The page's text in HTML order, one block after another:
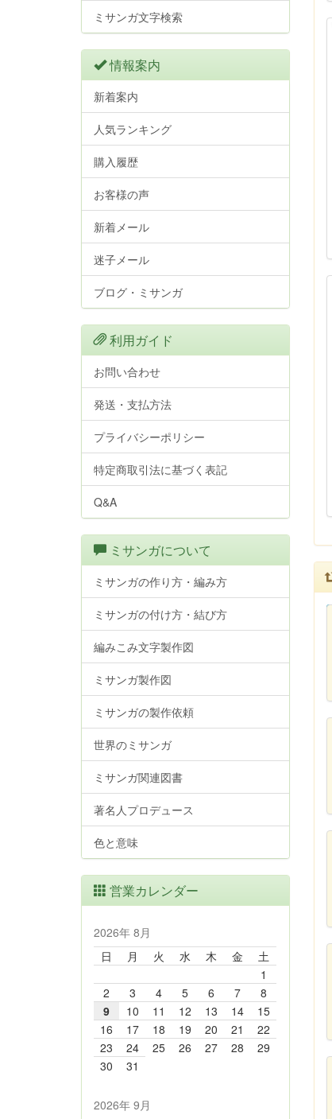
ミサンガ文字検索
情報案内
新着案内
人気ランキング
購入履歴
お客様の声
新着メール
迷子メール
ブログ・ミサンガ
利用ガイド
お問い合わせ
発送・支払方法
プライバシーポリシー
特定商取引法に基づく表記
Q&A
ミサンガについて
ミサンガの作り方・編み方
ミサンガの付け方・結び方
編みこみ文字製作図
ミサンガ製作図
ミサンガの製作依頼
世界のミサンガ
ミサンガ関連図書
著名人プロデュース
色と意味
営業カレンダー
2026年 8月
日
月 火 水 木 金
土
1
2
3 4 5 6 7
8
9
10 11 12 13 14
15
16
17 18 19 20 21
22
23
24 25 26 27 28
29
30
31
2026年 9月